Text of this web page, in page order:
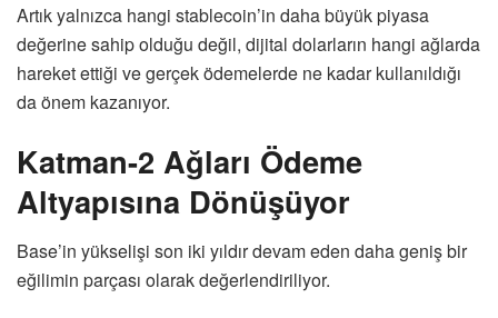
Artık yalnızca hangi stablecoin’in daha büyük piyasa
değerine sahip olduğu değil, dijital dolarların hangi ağlarda
hareket ettiği ve gerçek ödemelerde ne kadar kullanıldığı
da önem kazanıyor.
Katman-2 Ağları Ödeme
Altyapısına Dönüşüyor
Base’in yükselişi son iki yıldır devam eden daha geniş bir
eğilimin parçası olarak değerlendiriliyor.